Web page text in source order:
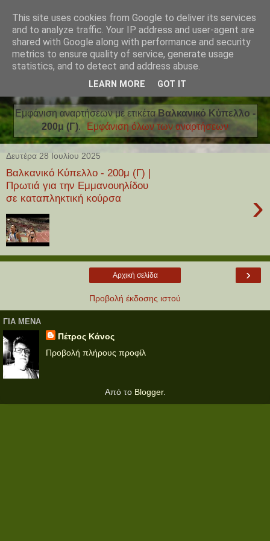
Εμφάνιση αναρτήσεων με ετικέταΒαλκανικό Κύπελλο -
200μ (Γ). Εμφάνιση όλων των αναρτήσεων
Δευτέρα 28 Ιουλίου 2025
Βαλκανικό Κύπελλο - 200μ (Γ) |
Πρωτιά για την Εμμανουηλίδου
σε καταπληκτική κούρσα
›
›
Αρχική σελίδα
Προβολή έκδοσης ιστού
ΓΙΑ ΜΕΝΑ
Πέτρος Κάνος
Προβολή πλήρους προφίλ
Από το Blogger.
This site uses cookies from Google to deliver its services
and to analyze traffic. Your IP address and user-agent are
shared with Google along with performance and security
metrics to ensure quality of service, generate usage
statistics, and to detect and address abuse.
LEARN MORE GOT IT